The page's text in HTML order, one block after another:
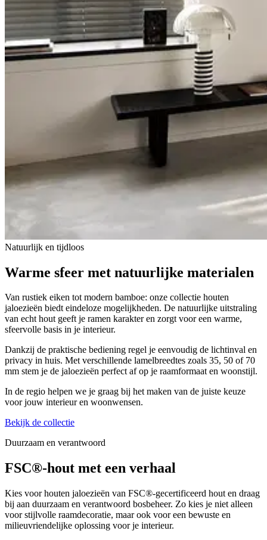
Natuurlijk en tijdloos
Warme sfeer met natuurlijke materialen
Van rustiek eiken tot modern bamboe: onze collectie houten
jaloezieën biedt eindeloze mogelijkheden. De natuurlijke uitstraling
van echt hout geeft je ramen karakter en zorgt voor een warme,
sfeervolle basis in je interieur.
Dankzij de praktische bediening regel je eenvoudig de lichtinval en
privacy in huis. Met verschillende lamelbreedtes zoals 35, 50 of 70
mm stem je de jaloezieën perfect af op je raamformaat en woonstijl.
In de regio helpen we je graag bij het maken van de juiste keuze
voor jouw interieur en woonwensen.
Bekijk de collectie
Duurzaam en verantwoord
FSC®-hout met een verhaal
Kies voor houten jaloezieën van FSC®-gecertificeerd hout en draag
bij aan duurzaam en verantwoord bosbeheer. Zo kies je niet alleen
voor stijlvolle raamdecoratie, maar ook voor een bewuste en
milieuvriendelijke oplossing voor je interieur.